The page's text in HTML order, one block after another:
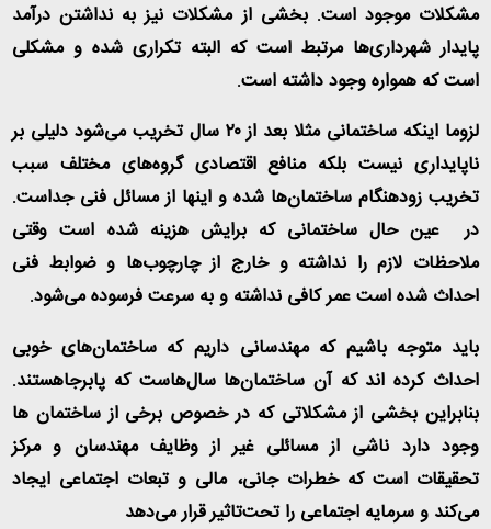
مشکلات موجود است. بخشی از مشکلات نیز به نداشتن درآمد
پایدار شهرداری‌ها مرتبط است که البته تکراری شده و مشکلی
است که همواره وجود داشته است.
لزوما اینکه ساختمانی مثلا بعد از ۲۰ سال تخریب می‌شود دلیلی بر
ناپایداری نیست بلکه منافع اقتصادی گروه‌های مختلف سبب
تخریب زودهنگام ساختمان‌ها شده و اینها از مسائل فنی جداست.
در عین حال ساختمانی که برایش هزینه شده است وقتی
ملاحظات لازم را نداشته و خارج از چارچوب‌ها و ضوابط فنی
احداث شده است عمر کافی نداشته و به سرعت فرسوده می‌شود.
باید متوجه باشیم که مهندسانی داریم که ساختمان‌های خوبی
احداث کرده اند که آن ساختمان‌ها سال‌هاست که پابرجاهستند.
بنابراین بخشی از مشکلاتی که در خصوص برخی از ساختمان ها
وجود دارد ناشی از مسائلی غیر از وظایف مهندسان و مرکز
تحقیقات است که خطرات جانی، مالی و تبعات اجتماعی ایجاد
می‌کند و سرمایه اجتماعی را تحت‌تاثیر قرار می‌دهد